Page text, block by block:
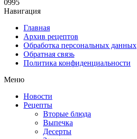
0995
Навигация
Главная
Архив рецептов
Обработка персональных данных
Обратная связь
Политика конфиденциальности
Меню
Новости
Рецепты
Вторые блюда
Выпечка
Десерты